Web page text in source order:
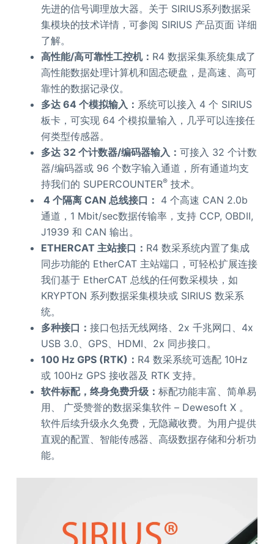
先进的信号调理放大器。关于 SIRIUS系列数据采
集模块的技术详情，可参阅 SIRIUS 产品页面 详细
了解。
高性能/高可靠性工控机： R4 数据采集系统集成了
高性能数据处理计算机和固态硬盘，是高速、高可
靠性的数据记录仪。
多达 64 个模拟输入： 系统可以接入 4 个 SIRIUS
板卡，可实现 64 个模拟量输入，几乎可以连接任
何类型传感器。
多达 32 个计数器/编码器输入： 可接入 32 个计数
器/编码器或 96 个数字输入通道，所有通道均支
持我们的 SUPERCOUNTER®技术。
4 个隔离 CAN 总线接口： 4 个高速 CAN 2.0b
通道，1 Mbit/sec数据传输率，支持 CCP, OBDII,
J1939 和 CAN 输出。
ETHERCAT 主站接口： R4 数采系统内置了集成
同步功能的 EtherCAT 主站端口，可轻松扩展连接
我们基于 EtherCAT 总线的任何数采模块，如
KRYPTON 系列数据采集模块或 SIRIUS 数采系
统。
多种接口： 接口包括无线网络、2x 千兆网口、4x
USB 3.0、GPS、HDMI、2x 同步接口。
100 Hz GPS (RTK)： R4 数采系统可选配 10Hz
或 100Hz GPS 接收器及 RTK 支持。
软件标配，终身免费升级： 标配功能丰富、简单易
用、 广受赞誉的数据采集软件 – Dewesoft X 。
软件后续升级永久免费，无隐藏收费。为用户提供
直观的配置、智能传感器、高级数据存储和分析功
能。